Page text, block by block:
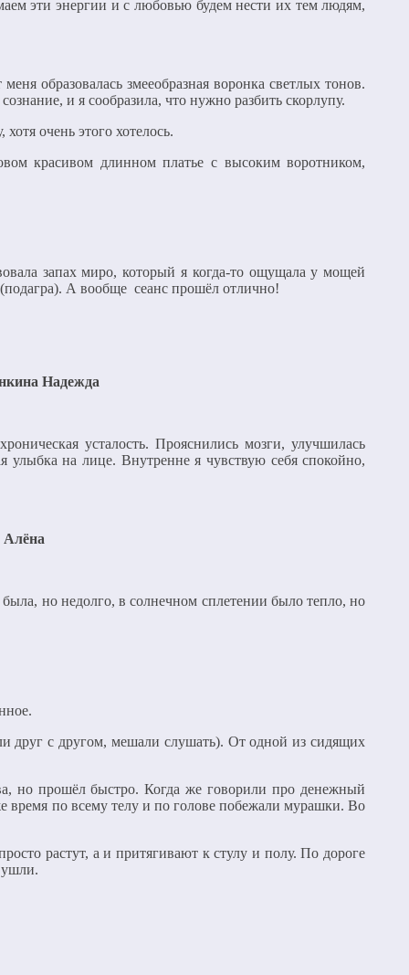
эти энергии и с любовью будем нести их тем людям,
образовалась змееобразная воронка светлых тонов.
и я сообразила, что нужно разбить скорлупу.
очень этого хотелось.
красивом длинном платье с высоким воротником,
запах миро, который я когда-то ощущала у мощей
А вообще сеанс прошёл отлично!
Надежда
усталость. Прояснились мозги, улучшилась
улыбка на лице. Внутренне я чувствую себя спокойно,
Алёна
но недолго, в солнечном сплетении было тепло, но
друг с другом, мешали слушать). От одной из сидящих
но прошёл быстро. Когда же говорили про денежный
время по всему телу и по голове побежали мурашки. Во
растут, а и притягивают к стулу и полу. По дороге
ушли.